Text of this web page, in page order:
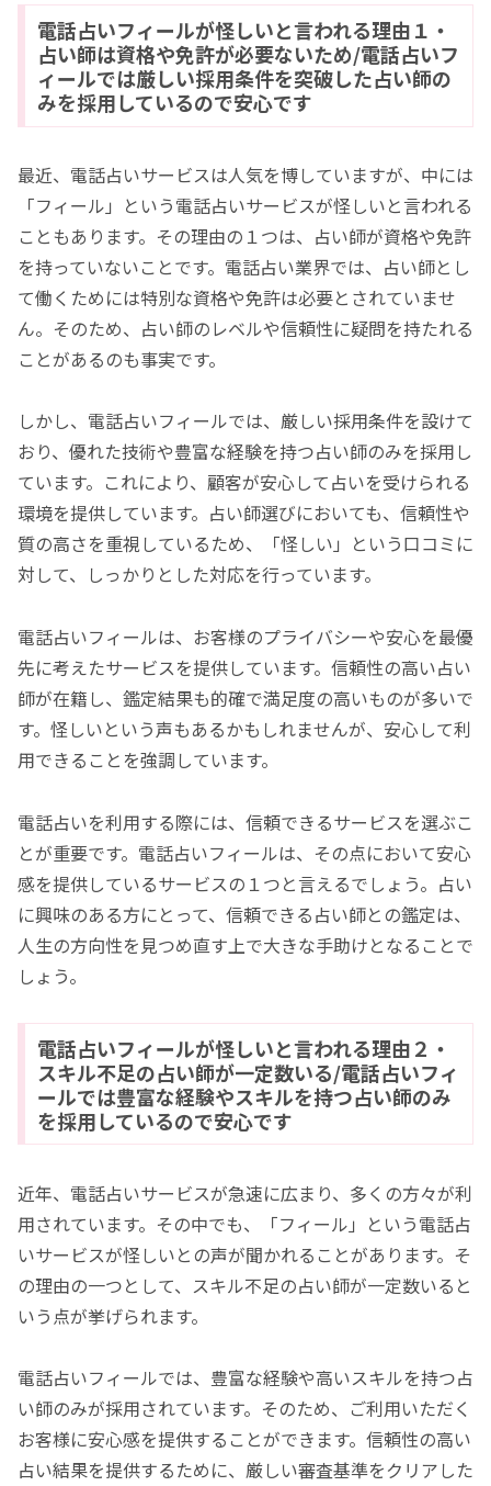
電話占いフィールが怪しいと言われる理由１・
占い師は資格や免許が必要ないため/電話占いフ
ィールでは厳しい採用条件を突破した占い師の
みを採用しているので安心です
最近、電話占いサービスは人気を博していますが、中には
「フィール」という電話占いサービスが怪しいと言われる
こともあります。その理由の１つは、占い師が資格や免許
を持っていないことです。電話占い業界では、占い師とし
て働くためには特別な資格や免許は必要とされていませ
ん。そのため、占い師のレベルや信頼性に疑問を持たれる
ことがあるのも事実です。
しかし、電話占いフィールでは、厳しい採用条件を設けて
おり、優れた技術や豊富な経験を持つ占い師のみを採用し
ています。これにより、顧客が安心して占いを受けられる
環境を提供しています。占い師選びにおいても、信頼性や
質の高さを重視しているため、「怪しい」という口コミに
対して、しっかりとした対応を行っています。
電話占いフィールは、お客様のプライバシーや安心を最優
先に考えたサービスを提供しています。信頼性の高い占い
師が在籍し、鑑定結果も的確で満足度の高いものが多いで
す。怪しいという声もあるかもしれませんが、安心して利
用できることを強調しています。
電話占いを利用する際には、信頼できるサービスを選ぶこ
とが重要です。電話占いフィールは、その点において安心
感を提供しているサービスの１つと言えるでしょう。占い
に興味のある方にとって、信頼できる占い師との鑑定は、
人生の方向性を見つめ直す上で大きな手助けとなることで
しょう。
電話占いフィールが怪しいと言われる理由２・
スキル不足の占い師が一定数いる/電話占いフィ
ールでは豊富な経験やスキルを持つ占い師のみ
を採用しているので安心です
近年、電話占いサービスが急速に広まり、多くの方々が利
用されています。その中でも、「フィール」という電話占
いサービスが怪しいとの声が聞かれることがあります。そ
の理由の一つとして、スキル不足の占い師が一定数いると
いう点が挙げられます。
電話占いフィールでは、豊富な経験や高いスキルを持つ占
い師のみが採用されています。そのため、ご利用いただく
お客様に安心感を提供することができます。信頼性の高い
占い結果を提供するために、厳しい審査基準をクリアした